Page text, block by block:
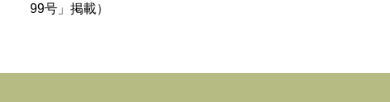
99号」掲載）